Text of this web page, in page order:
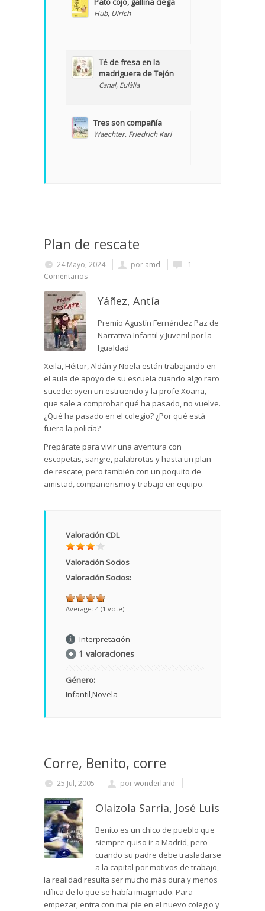
Hub, Ulrich
Té de fresa en la
madriguera de Tejón
Canal, Eulàlia
Tres son compañía
Waechter, Friedrich Karl
Plan de rescate
24 Mayo, 2024 por amd
1
Comentarios
Yáñez, Antía
Premio Agustín Fernández Paz de
Narrativa Infantil y Juvenil por la
Igualdad
Xeila, Héitor, Aldán y Noela están trabajando en
el aula de apoyo de su escuela cuando algo raro
sucede: oyen un estruendo y la profe Xoana,
que sale a comprobar qué ha pasado, no vuelve.
¿Qué ha pasado en el colegio? ¿Por qué está
fuera la policía?
Prepárate para vivir una aventura con
escopetas, sangre, palabrotas y hasta un plan
de rescate; pero también con un poquito de
amistad, compañerismo y trabajo en equipo.
Valoración CDL
Valoración Socios
Valoración Socios:
Average: 4 (1 vote)
Interpretación
1 valoraciones
Género:
Infantil Novela
Corre, Benito, corre
25 Jul, 2005 porwonderland
Olaizola Sarria, José Luis
Benito es un chico de pueblo que
siempre quiso ir a Madrid, pero
cuando su padre debe trasladarse
a la capital por motivos de trabajo,
la realidad resulta ser mucho más dura y menos
idílica de lo que se había imaginado. Para
empezar, entra con mal pie en el nuevo colegio y